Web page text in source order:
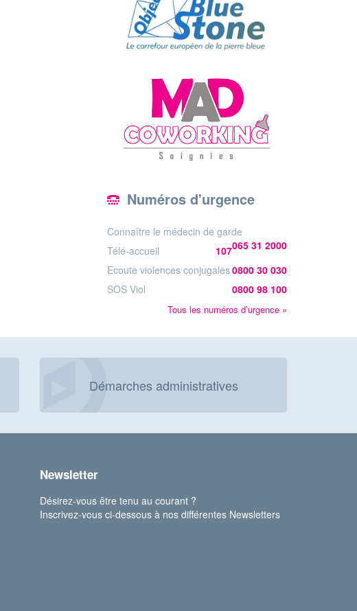
Numéros d'urgence
Connaître le médecin de garde
065 31 2000
Télé-accueil
107
Ecoute violences conjugales0800 30 030
SOS Viol
0800 98 100
Tous les numéros d’urgence »
Démarches administratives
Newsletter
Désirez-vous être tenu au courant ?
Inscrivez-vous ci-dessous à nos différentes Newsletters